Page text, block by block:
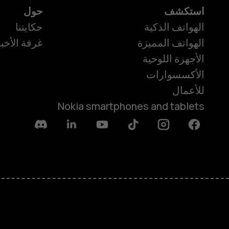
استكشف
الهواتف الذكية
الهواتف المميزة
الأجهزة اللوحية
الأكسسوارات
للأعمال
Nokia smartphones and tablets
حول
حكايتنا
غرفة
Facebook
Instagram
Tiktok
Youtube
Linkedin
Discord